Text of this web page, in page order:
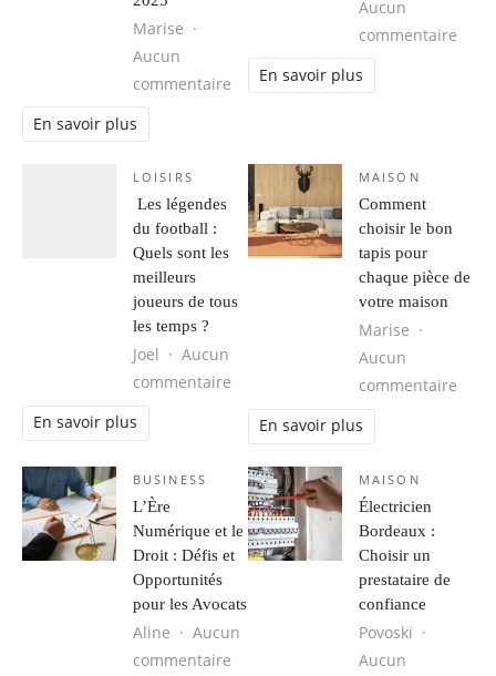
Marise
Aucun
commentaire sur Les accessoires de salle de
En savoir plus
Aucun
commentaire
En savoir plus
LOISIRS
Les légendes
du football :
Quels sont les
meilleurs
joueurs de tous
les temps ?
Joel
Aucun
commentaire sur Les légendes du football :
En savoir plus
MAISON
Comment
choisir le bon
tapis pour
chaque pièce de
votre maison
Marise
Aucun
commentaire
En savoir plus
BUSINESS
L’Ère
Numérique et le
Droit : Défis et
Opportunités
pour les Avocats
Aline
Aucun
commentaire sur L’Ère Numérique et le Droit :
MAISON
Électricien
Bordeaux :
Choisir un
prestataire de
confiance
Povoski
Aucun